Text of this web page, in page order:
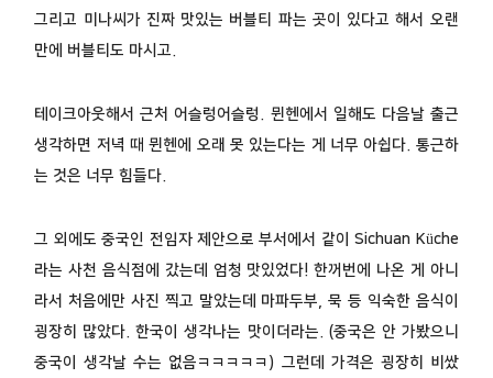
그리고 미나씨가 진짜 맛있는 버블티 파는 곳이 있다고 해서 오랜
만에 버블티도 마시고.
테이크아웃해서 근처 어슬렁어슬렁. 뮌헨에서 일해도 다음날 출근
생각하면 저녁 때 뮌헨에 오래 못 있는다는 게 너무 아쉽다. 통근하
는 것은 너무 힘들다.
그 외에도 중국인 전임자 제안으로 부서에서 같이 Sichuan Küche
라는 사천 음식점에 갔는데 엄청 맛있었다! 한꺼번에 나온 게 아니
라서 처음에만 사진 찍고 말았는데 마파두부, 묵 등 익숙한 음식이
굉장히 많았다. 한국이 생각나는 맛이더라는. (중국은 안 가봤으니
중국이 생각날 수는 없음ㅋㅋㅋㅋㅋ) 그런데 가격은 굉장히 비쌌